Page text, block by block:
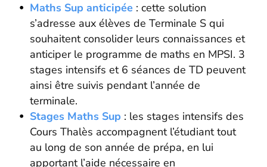
Maths Sup anticipée : cette solution
s’adresse aux élèves de Terminale S qui
souhaitent consolider leurs connaissances et
anticiper le programme de maths en MPSI. 3
stages intensifs et 6 séances de TD peuvent
ainsi être suivis pendant l’année de
terminale.
Stages Maths Sup : les stages intensifs des
Cours Thalès accompagnent l’étudiant tout
au long de son année de prépa, en lui
apportant l’aide nécessaire en